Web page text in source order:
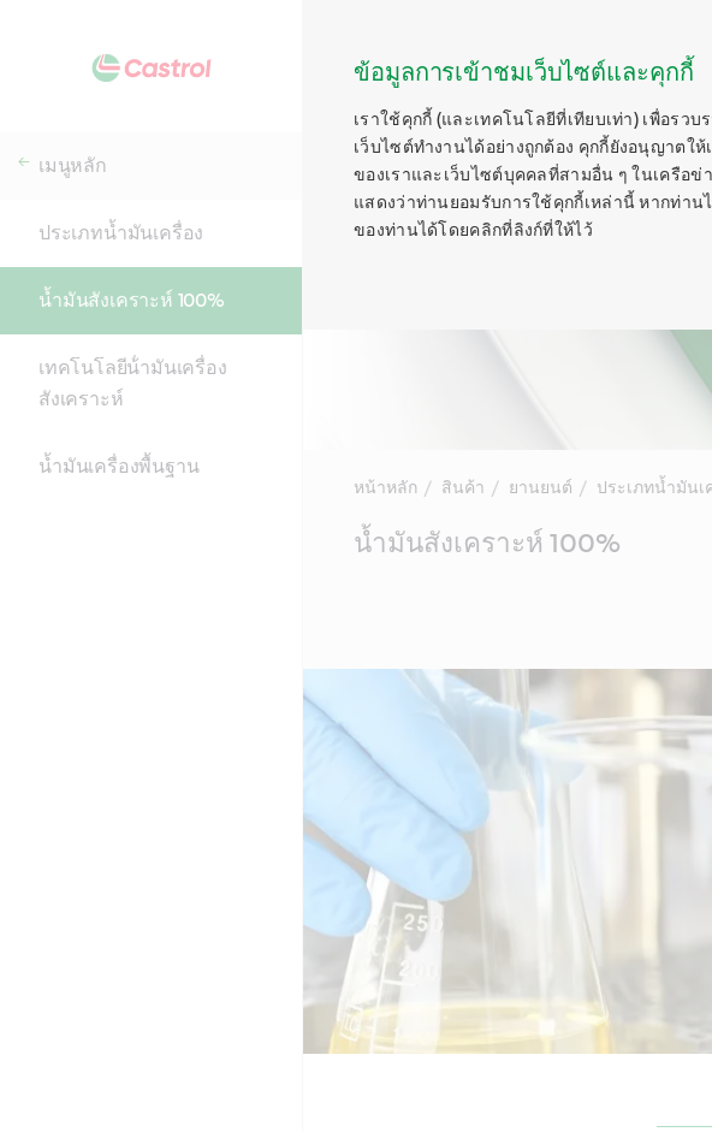
ข้อมูลการเข้าชมเว็บไซต์และคุกกี้
เราใช้คุกกี้ (และเทคโนโลยีที่เทียบเท่า) เพื่อรว
เว็บไซต์ทำงานได้อย่างถูกต้อง คุกกี้ยังอนุญาต
ของเราและเว็บไซต์บุคคลที่สามอื่น ๆ ในเครือ
แสดงว่าท่านยอมรับการใช้คุกกี้เหล่านี้ หากท่าน
ของท่านได้โดยคลิกที่ลิงก์ที่ให้ไว้
เมนูหลัก
ประเภทน้ำมันเครื่อง
น้ำมันสังเคราะห์ 100%
เทคโนโลยีน้ํามันเครื่อง
สังเคราะห์
น้ำมันเครื่องพื้นฐาน
หน้าหลัก สินค้า ยานยนต์ ประเภทน้ำมันเ
Contentน้ำมันสังเคราะห์ 100%